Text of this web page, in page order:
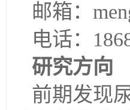
邮箱：
电话：
研究方向
前期发现